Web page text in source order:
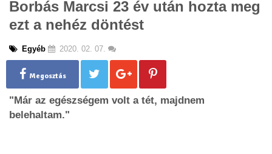
g
Borbás Marcsi 23 év után hozta meg
ezt a nehéz döntést
Egyéb 2020. 02. 07.
Megosztás
"Már az egészségem volt a tét, majdnem
belehaltam."